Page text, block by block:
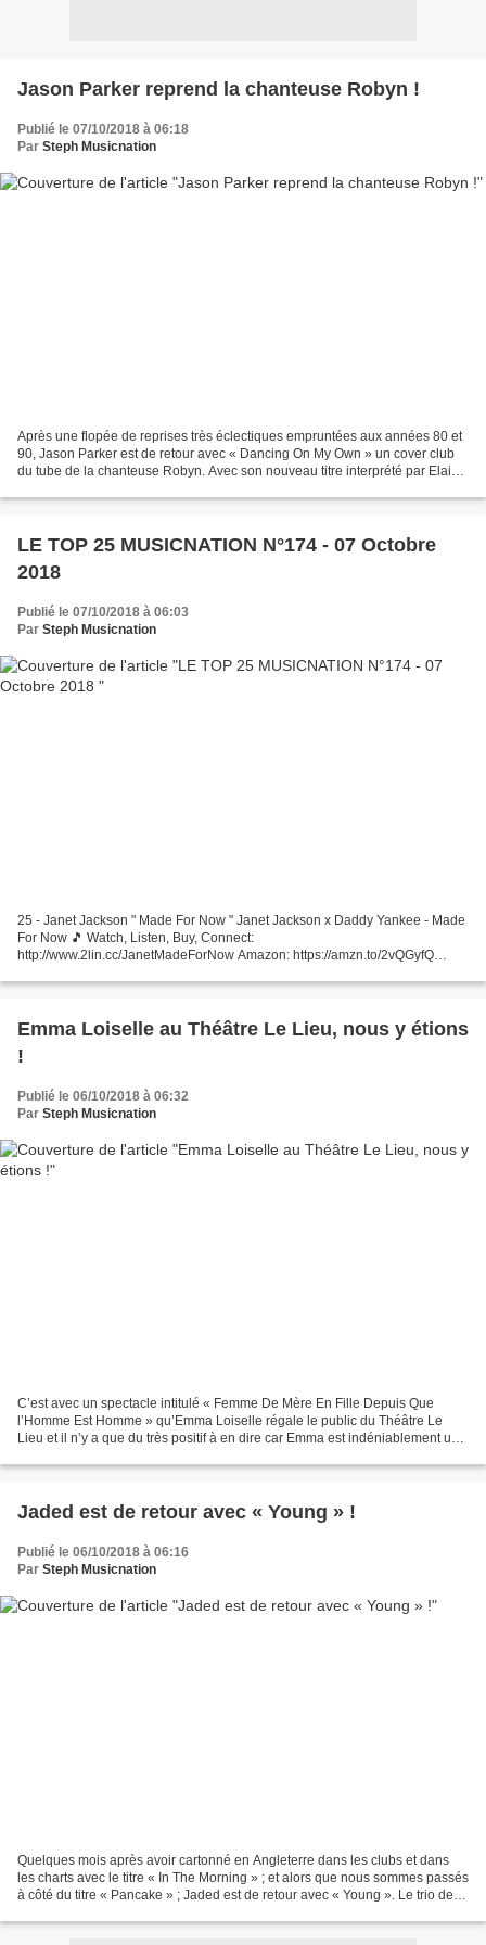
Jason Parker reprend la chanteuse Robyn !
Publié le 07/10/2018 à 06:18
Par Steph Musicnation
Après une flopée de reprises très éclectiques empruntées aux années 80 et
90, Jason Parker est de retour avec « Dancing On My Own » un cover club
du tube de la chanteuse Robyn. Avec son nouveau titre interprété par Elaine
LE TOP 25 MUSICNATION N°174 - 07 Octobre
2018
Publié le 07/10/2018 à 06:03
Par Steph Musicnation
25 - Janet Jackson " Made For Now " Janet Jackson x Daddy Yankee - Made
For Now 🎵 Watch, Listen, Buy, Connect:
http://www.2lin.cc/JanetMadeForNow Amazon: https://amzn.to/2vQGyfQ
Emma Loiselle au Théâtre Le Lieu, nous y étions
!
Publié le 06/10/2018 à 06:32
Par Steph Musicnation
C’est avec un spectacle intitulé « Femme De Mère En Fille Depuis Que
l’Homme Est Homme » qu’Emma Loiselle régale le public du Théâtre Le
Lieu et il n’y a que du très positif à en dire car Emma est indéniablement une
Jaded est de retour avec « Young » !
Publié le 06/10/2018 à 06:16
Par Steph Musicnation
Quelques mois après avoir cartonné en Angleterre dans les clubs et dans
les charts avec le titre « In The Morning » ; et alors que nous sommes passés
à côté du titre « Pancake » ; Jaded est de retour avec « Young ». Le trio de